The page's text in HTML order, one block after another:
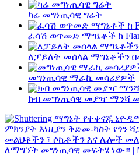
ካሬ መግነጢሳዊ ግሬት
ፈሳሽ ወጥመድ ማግኔቶች ከ
ለፓይለት መሰላል ማግኔቶችን
መግነጢሳዊ ማራኪ መሳሪያዎች
ክብ መግነጢሳዊ መያዣ ማንሻ